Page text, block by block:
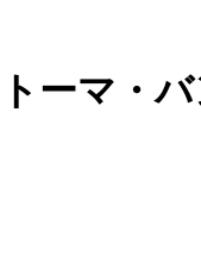
ーマ・